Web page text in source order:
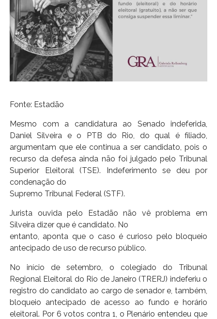
Fonte: Estadão
Mesmo com a candidatura ao Senado indeferida,
Daniel Silveira e o PTB do Rio, do qual é filiado,
argumentam que ele continua a ser candidato, pois o
recurso da defesa ainda não foi julgado pelo Tribunal
Superior Eleitoral (TSE). Indeferimento se deu por
condenação do
Supremo Tribunal Federal (STF).
Jurista ouvida pelo Estadão não vê problema em
Silveira dizer que é candidato. No
entanto, aponta que o caso é curioso pelo bloqueio
antecipado de uso de recurso público.
No início de setembro, o colegiado do Tribunal
Regional Eleitoral do Rio de Janeiro (TRERJ) indeferiu o
registro do candidato ao cargo de senador e, também,
bloqueio antecipado de acesso ao fundo e horário
eleitoral. Por 6 votos contra 1, o Plenário entendeu que